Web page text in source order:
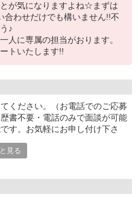
が気になりますよね☆まずは
合わせだけでも構いません!!不
♪
人に専属の担当がおります。
トいたします!!
ください。（お電話でのご応募
書不要・電話のみで面談が可能
す。お気軽にお申し付け下さ
見る